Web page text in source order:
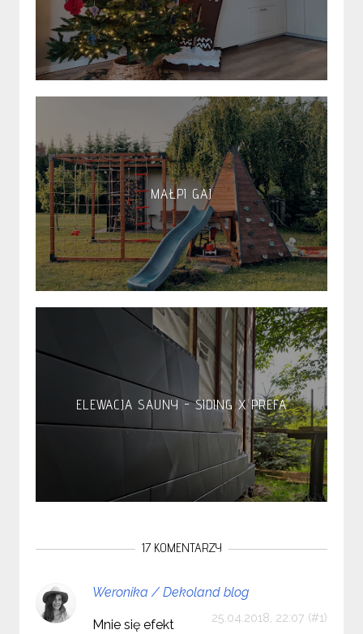
MAŁPI GAJ
ELEWACJA SAUNY - SIDING X PREFA
17 KOMENTARZY
Weronika / Dekoland blog
25.04.2018, 22:07
Mnie się efekt